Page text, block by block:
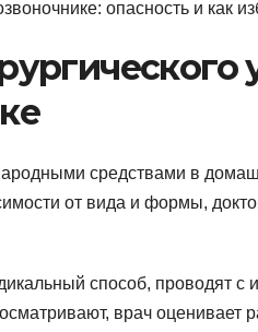
средствами в
от вида и формы,
способ, проводят с
врач оценивает